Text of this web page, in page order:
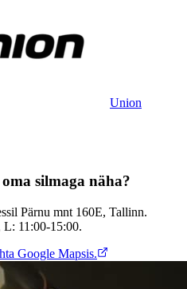
Union
silmaga näha?
Pärnu mnt 160E, Tallinn.
L: 11:00-15:00.
Google Mapsis.